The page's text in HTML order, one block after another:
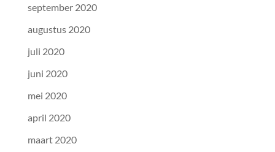
september 2020
augustus 2020
juli 2020
juni 2020
mei 2020
april 2020
maart 2020